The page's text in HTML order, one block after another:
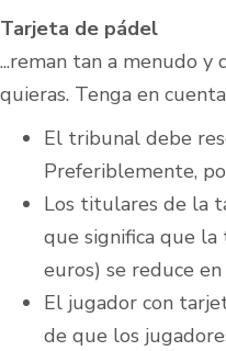
Tarjeta de pádel
...reman tan a menudo
quieras. Tenga en
El tribunal debe
Preferiblemente,
Los titulares de la
que significa que la
euros) se reduce
El jugador con
de que los